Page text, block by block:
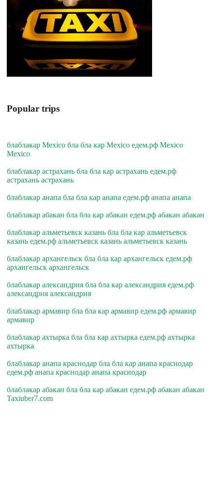
Popular trips
блаблакар Mexico бла бла кар Mexico едем.рф Mexico
Mexico
блаблакар астрахань бла бла кар астрахань едем.рф
астрахань астрахань
блаблакар анапа бла бла кар анапа едем.рф анапа анапа
блаблакар абакан бла бла кар абакан едем.рф абакан абакан
блаблакар альметьевск казань бла бла кар альметьевск
казань едем.рф альметьевск казань альметьевск казань
блаблакар архангельск бла бла кар архангельск едем.рф
архангельск архангельск
блаблакар александрия бла бла кар александрия едем.рф
александрия александрия
блаблакар армавир бла бла кар армавир едем.рф армавир
армавир
блаблакар ахтырка бла бла кар ахтырка едем.рф ахтырка
ахтырка
блаблакар анапа краснодар бла бла кар анапа краснодар
едем.рф анапа краснодар анапа краснодар
блаблакар абакан бла бла кар абакан едем.рф абакан абакан
Taxiuber7.com